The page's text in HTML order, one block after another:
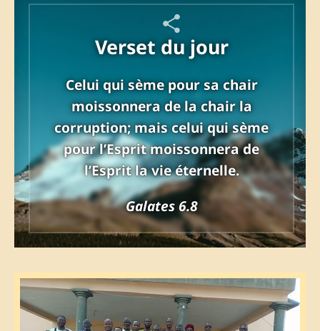
Verset du jour
Celui qui sème pour sa chair
moissonnera de la chair la
corruption; mais celui qui sème
pour l’Esprit moissonnera de
l’Esprit la vie éternelle.
Galates 6.8